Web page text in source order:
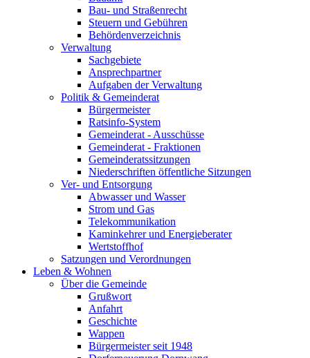
Bau- und Straßenrecht
Steuern und Gebühren
Behördenverzeichnis
Verwaltung
Sachgebiete
Ansprechpartner
Aufgaben der Verwaltung
Politik & Gemeinderat
Bürgermeister
Ratsinfo-System
Gemeinderat - Ausschüsse
Gemeinderat - Fraktionen
Gemeinderatssitzungen
Niederschriften öffentliche Sitzungen
Ver- und Entsorgung
Abwasser und Wasser
Strom und Gas
Telekommunikation
Kaminkehrer und Energieberater
Wertstoffhof
Satzungen und Verordnungen
Leben & Wohnen
Über die Gemeinde
Grußwort
Anfahrt
Geschichte
Wappen
Bürgermeister seit 1948